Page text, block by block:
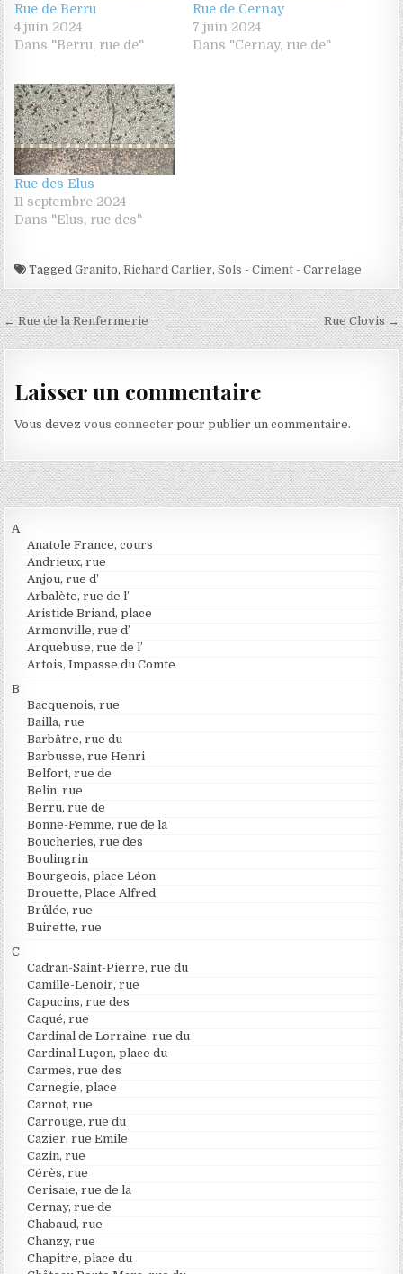
Rue de Berru
4 juin 2024
Dans "Berru, rue de"
Rue de Cernay
7 juin 2024
Dans "Cernay, rue de"
Rue des Elus
11 septembre 2024
Dans "Elus, rue des"
TaggedGranito,Richard Carlier,Sols - Ciment - Carrelage
Navigation de l’article Rue Clovis →
← Rue de la Renfermerie
Laisser un commentaire
Vous devezvous connecter pour publier un commentaire.
A
Anatole France, cours
Andrieux, rue
Anjou, rue d’
Arbalète, rue de l’
Aristide Briand, place
Armonville, rue d’
Arquebuse, rue de l’
Artois, Impasse du Comte
B
Bacquenois, rue
Bailla, rue
Barbâtre, rue du
Barbusse, rue Henri
Belfort, rue de
Belin, rue
Berru, rue de
Bonne-Femme, rue de la
Boucheries, rue des
Boulingrin
Bourgeois, place Léon
Brouette, Place Alfred
Brûlée, rue
Buirette, rue
C
Cadran-Saint-Pierre, rue du
Camille-Lenoir, rue
Capucins, rue des
Caqué, rue
Cardinal de Lorraine, rue du
Cardinal Luçon, place du
Carmes, rue des
Carnegie, place
Carnot, rue
Carrouge, rue du
Cazier, rue Emile
Cazin, rue
Cérès, rue
Cerisaie, rue de la
Cernay, rue de
Chabaud, rue
Chanzy, rue
Chapitre, place du